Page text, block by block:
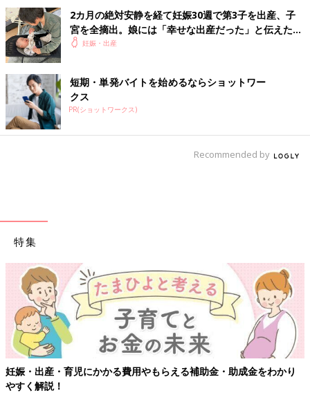
2カ月の絶対安静を経て妊娠30週で第3子を出産、子
宮を全摘出。娘には「幸せな出産だった」と伝えたい
【極低出生体重児】
妊娠・出産
短期・単発バイトを始めるならショットワー
クス
PR(ショットワークス)
Recommended by
特集
妊娠・出産・育児にかかる費用やもらえる補助金・助成金をわかり
やすく解説！